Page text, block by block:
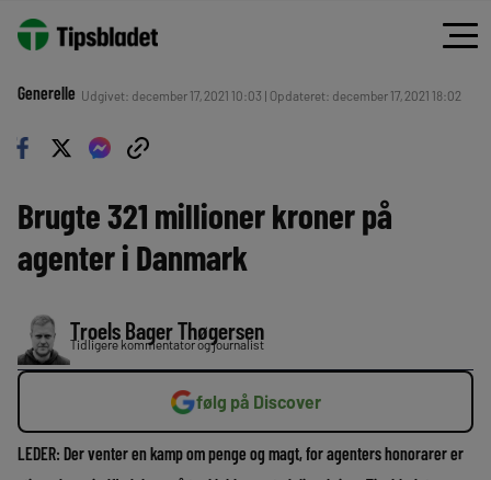
Generelle Udgivet: december 17, 2021 10:03 | Opdateret: december 17, 2021 18:02
Brugte 321 millioner kroner på
agenter i Danmark
Troels Bager Thøgersen
Tidligere kommentator og journalist
følg på Discover
LEDER: Der venter en kamp om penge og magt, for agenters honorarer er